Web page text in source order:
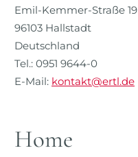
Emil-Kemmer-Straße 19
96103 Hallstadt
Deutschland
Tel.: 0951 9644-0
E-Mail: kontakt@ertl.de
Home